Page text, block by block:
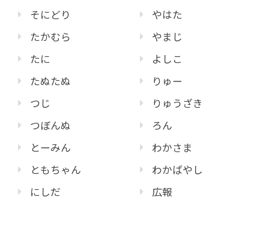
そにどり
たかむら
たに
たぬたぬ
つじ
つぼんぬ
とーみん
ともちゃん
にしだ
やはた
やまじ
よしこ
りゅー
りゅうざき
ろん
わかさま
わかばやし
広報